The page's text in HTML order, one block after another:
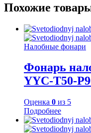
Похожие
Налобные фонари
Фонарь
YYC-Т50-
Оценка 0 из 5
Подробнее